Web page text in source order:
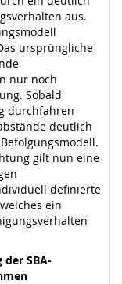
aus.
ursprüngliche
nur noch
Sobald
durchfahren
deutlich
gilt nun eine
definierte
ein
SBA-